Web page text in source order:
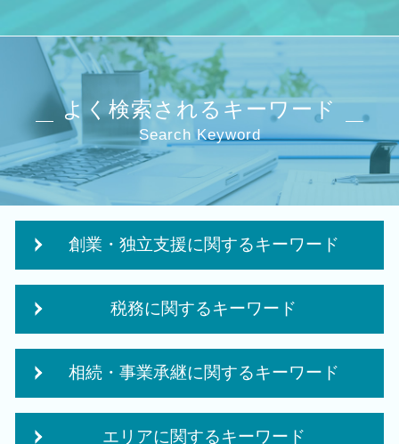
よく検索されるキーワード
Search Keyword
創業・独立支援に関するキーワード
融資 事業計画
会社 補助金制度
会社事業 計画書
補助金 事業計画
税務に関するキーワード
クラウド会計 導入
贈与税 夫婦間
相続・事業承継に関するキーワード
エリアに関するキーワード